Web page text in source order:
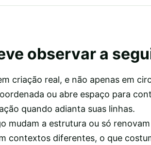
observar a
criação real, e não apenas em
ou abre espaço para
quando adianta suas linhas.
mudam a estrutura ou só
contextos diferentes, o que